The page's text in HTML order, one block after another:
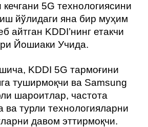
5G технологиясини
йўлидаги яна бир муҳим
айтган KDDI’нинг етакчи
Йошиаки Учида.
KDDI 5G тармоғини
туширмоқчи ва Samsung
шароитлар, частота
ва турли технологияларни
давом эттирмоқчи.